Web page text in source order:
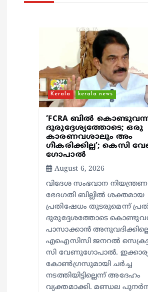
Kerala kerala news
‘FCRA ബിൽ
ദുരുദ്ദേശ്യത്തോടെ; ഒരു
കാരണവശാലും അം​
ഗീകരിക്കില്ല’; കെസി
ഗോപാൽ
August 6, 2026
വിദേശ സംഭവാന നിയന്ത്രണ
ഭേദഗതി ബില്ലിൽ ശക്തമായ
പ്രതിഷേധം തുടരുമെന്ന്
ദുരുദ്ദേശത്തോടെ
പാസാക്കാൻ
എഐസിസി ജനറൽ
സി വേണുഗോപാൽ.
കോൺഗ്രസുമായി ചർച്ച
നടത്തിയിട്ടില്ലെന്ന് അദേഹം
വ്യക്തമാക്കി. മണ്ഡല